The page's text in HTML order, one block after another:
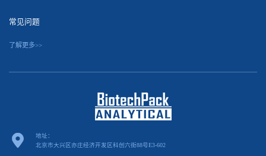
常见问题
了解更多>>
地址：
北京市大兴区亦庄经济开发区科创六街88号E3-602